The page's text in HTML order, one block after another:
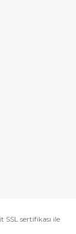
SSL sertifikası ile